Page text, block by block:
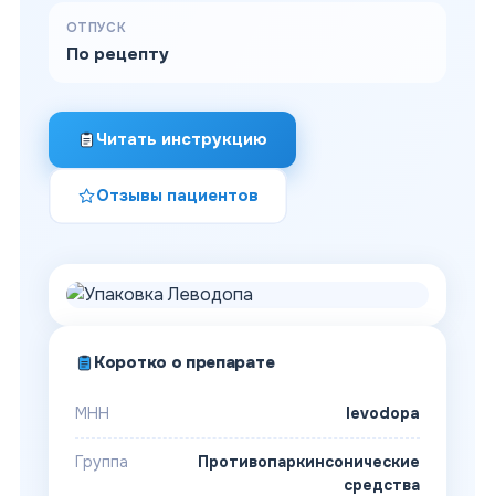
ОТПУСК
По рецепту
Читать инструкцию
Отзывы пациентов
Коротко о препарате
МНН levodopa
Группа
Противопаркинсонические
средства